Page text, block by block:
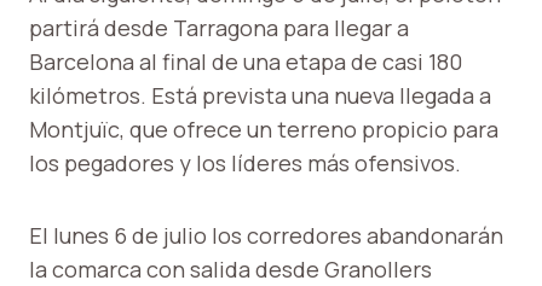
partirá desde Tarragona para llegar a
Barcelona al final de una etapa de casi 180
kilómetros. Está prevista una nueva llegada a
Montjuïc, que ofrece un terreno propicio para
los pegadores y los líderes más ofensivos.
El lunes 6 de julio los corredores abandonarán
la comarca con salida desde Granollers